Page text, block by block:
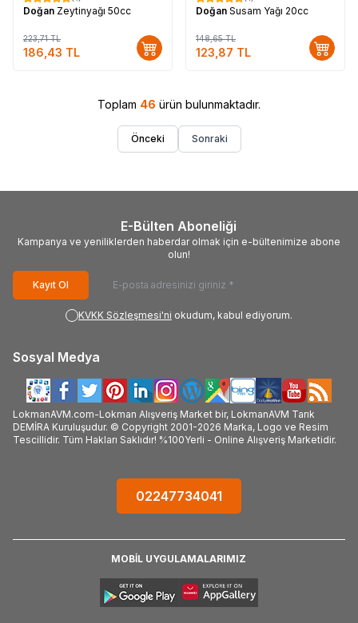
Doğan Zeytinyağı 50cc
223,71TL
186,43 TL
Doğan Susam Yağı 20cc
148,65TL
123,87 TL
Toplam 46 ürün bulunmaktadır.
Önceki Sonraki
E-Bülten Aboneliği
Kampanya ve yeniliklerden haberdar olmak için e-bültenimize abone
olun!
Kayıt Ol
KVKK Sözleşmesi'ni okudum, kabul ediyorum.
Sosyal Medya
LokmanAVM.com-Lokman Alışveriş Market bir, LokmanAVM Tarık
DEMİRA Kuruluşudur. © Copyright 2001-2026 Marka, Logo ve Resim
Tescillidir. Tüm Hakları Saklıdır! %100Yerli - Online Alışveriş Marketidir.
02247734041
MOBİL UYGULAMALARIMIZ